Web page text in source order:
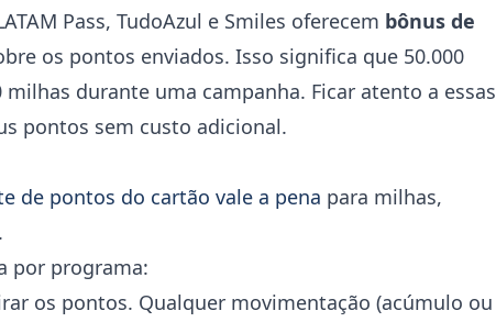
Pass, TudoAzul e Smiles oferecem bônus de
os pontos enviados. Isso significa que 50.000
durante uma campanha. Ficar atento a essas
pontos sem custo adicional.
de pontos do cartão vale a pena para milhas,
por programa:
os pontos. Qualquer movimentação (acúmulo ou